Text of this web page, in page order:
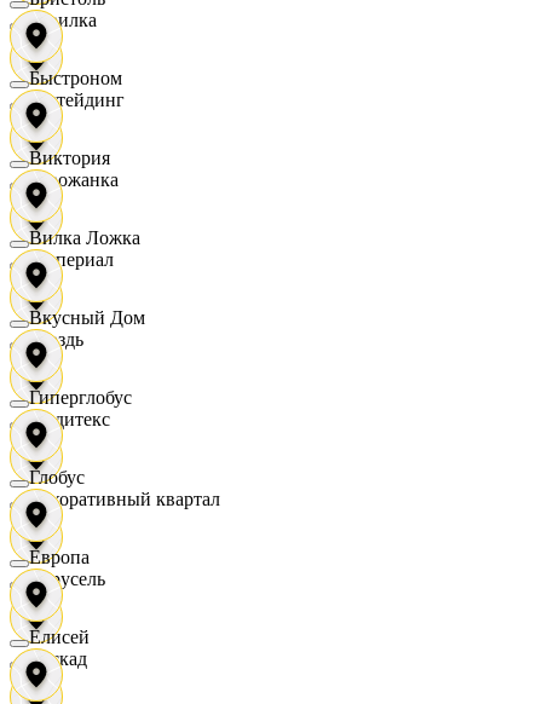
Горилка
Ижтейдинг
Горожанка
Империал
Гроздь
Индитекс
Декоративный квартал
Карусель
Каскад
Быстроном
Виктория
Вилка Ложка
Вкусный Дом
Гиперглобус
Глобус
Европа
Елисей